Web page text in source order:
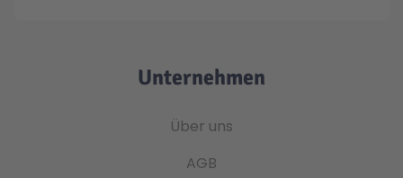
Unternehmen
Über uns
AGB